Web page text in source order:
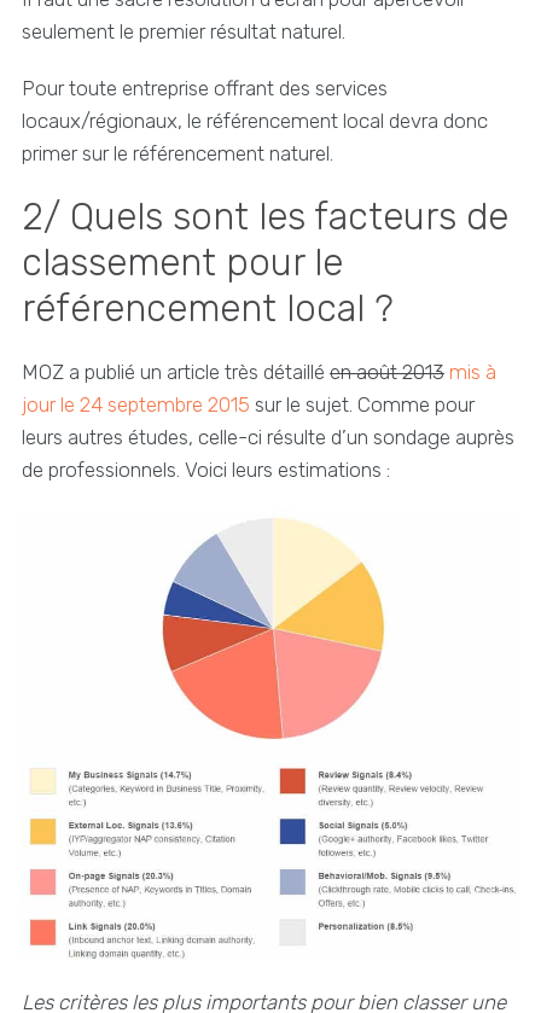
seulement le premier résultat naturel.
Pour toute entreprise offrant des services
locaux/régionaux, le référencement local devra donc
primer sur le référencement naturel.
2/ Quels sont les facteurs de
classement pour le
référencement local ?
MOZ a publié un article très détaillé en août 2013 mis à
jour le 24 septembre 2015 sur le sujet. Comme pour
leurs autres études, celle-ci résulte d’un sondage auprès
de professionnels. Voici leurs estimations :
Les critères les plus importants pour bien classer une